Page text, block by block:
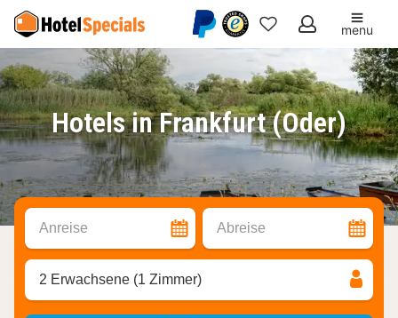
Meine
Favoriten
menu
Hotels in Frankfurt (Oder)
Anreise Abreise
2 Erwachsene (1 Zimmer)